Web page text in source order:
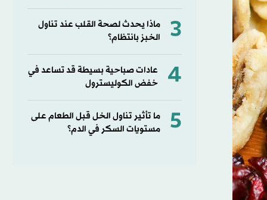
3
ماذا يحدث لصحة القلب عند تناول
الخبز بانتظام؟
4
عادات صباحية بسيطة قد تساعد في
خفض الكوليسترول
5
ما تأثير تناول الخل قبل الطعام على
مستويات السكر في الدم؟